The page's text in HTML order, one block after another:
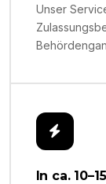
Unser
In ca.